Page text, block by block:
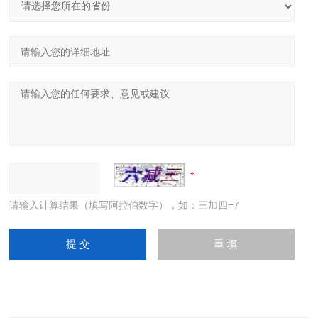
请输入计算结果（填写阿拉伯数字），如：三加四=7